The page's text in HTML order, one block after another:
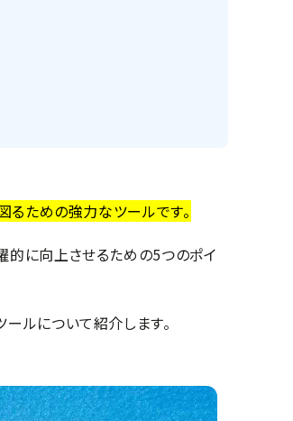
ための強力なツールです。
的に向上させるための5つのポイ
ルについて紹介します。